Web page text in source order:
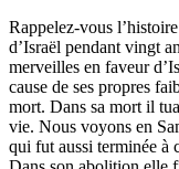
Rappelez-vous
d’Israël pendant vingt
merveilles en faveur
cause de ses propres
mort. Dans sa mort il
vie. Nous voyons en
qui fut aussi terminée à